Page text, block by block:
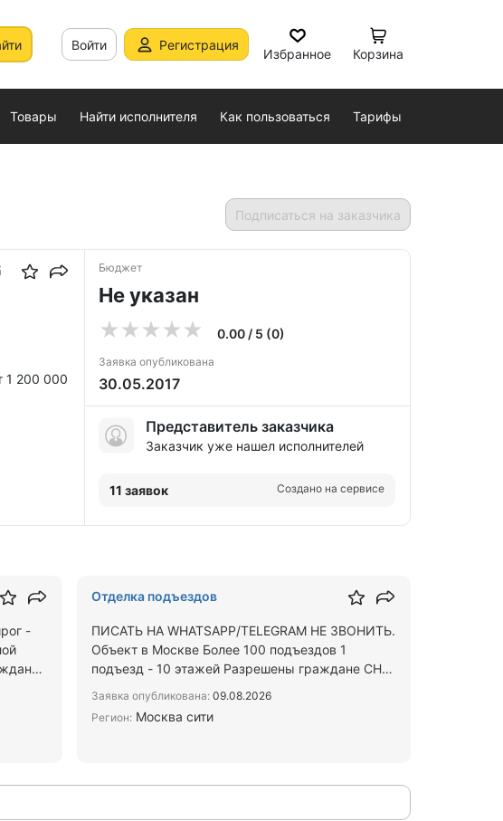
Войти Регистрация
Избранное Корзина
Товары Найти исполнителя Как пользоваться Тарифы
Подписаться на заказчика
1 200 000
Бюджет
Не указан
0.00 / 5 (0)
Заявка опубликована
30.05.2017
Представитель заказчика
Заказчик уже нашел исполнителей
11 заявок Создано на сервисе
-
Отделка подъездов
ПИСАТЬ НА WHATSAPP/TELEGRAM НЕ ЗВОНИТЬ.
Объект в Москве Более 100 подъездов 1
подъезд - 10 этажей Разрешены граждане СНГ
Заявка опубликована:09.08.2026
Регион:Москва сити